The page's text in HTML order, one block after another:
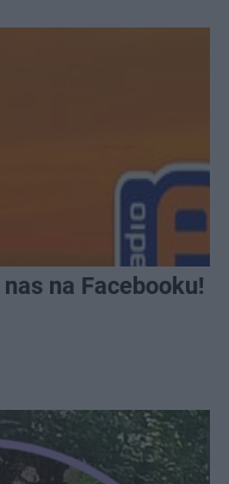
na Facebooku!